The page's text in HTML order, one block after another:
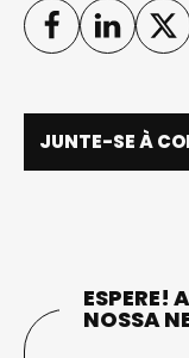
JUNTE-SE À
ESPERE!
NOSSA